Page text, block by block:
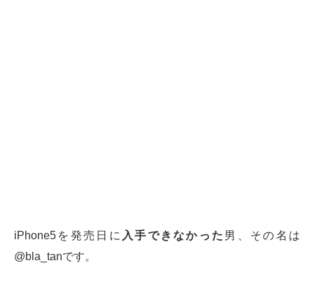
iPhone5を発売日に 入手できなかった 男、その名は
@bla_tanです。